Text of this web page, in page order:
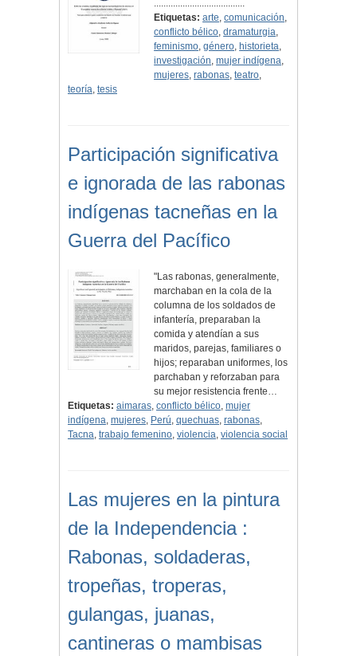
......................................
Etiquetas: arte,comunicación,
conflicto bélico,dramaturgia,
feminismo,género, historieta,
investigación,mujer indígena,
mujeres,rabonas,teatro,
teoría, tesis
Participación significativa
e ignorada de las rabonas
indígenas tacneñas en la
Guerra del Pacífico
"Las rabonas, generalmente,
marchaban en la cola de la
columna de los soldados de
infantería, preparaban la
comida y atendían a sus
maridos, parejas, familiares o
hijos; reparaban uniformes, los
parchaban y reforzaban para
su mejor resistencia frente…
Etiquetas: aimaras, conflicto bélico, mujer
indígena, mujeres, Perú, quechuas, rabonas,
Tacna, trabajo femenino, violencia, violencia social
Las mujeres en la pintura
de la Independencia :
Rabonas, soldaderas,
tropeñas, troperas,
gulangas, juanas,
cantineras o mambisas